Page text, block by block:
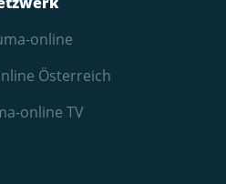
online
Österreich
online TV